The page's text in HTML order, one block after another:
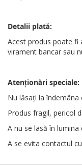
Detalii plată:
Acest produs poate fi
virament bancar sau
Atenționări speciale:
Nu lăsați la îndemâna
Produs fragil, pericol
A nu se lasă în lumina
A se evita contactul